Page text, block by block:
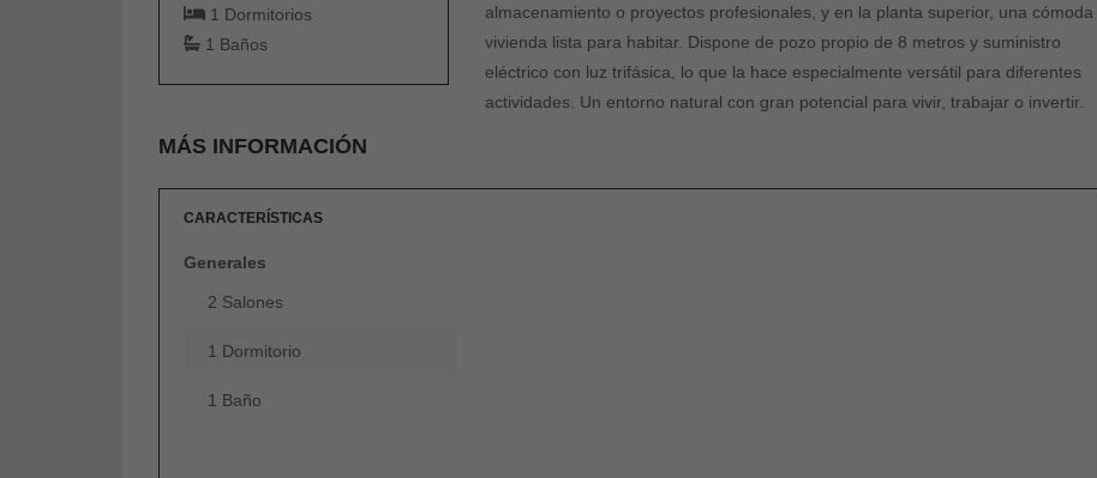
1 Dormitorios
1 Baños
almacenamiento o proyectos profesionales, y en la planta superior, una cómoda
vivienda lista para habitar. Dispone de pozo propio de 8 metros y suministro
eléctrico con luz trifásica, lo que la hace especialmente versátil para diferentes
actividades. Un entorno natural con gran potencial para vivir, trabajar o invertir.
MÁS INFORMACIÓN
CARACTERÍSTICAS
Generales
2 Salones
1 Dormitorio
1 Baño